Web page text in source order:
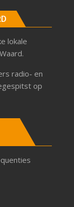
lokale
radio- en
op